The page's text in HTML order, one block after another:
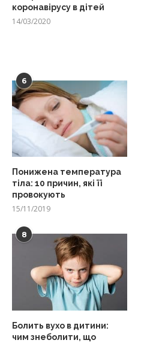
коронавірусу в дітей
14/03/2020
6
Понижена температура
тіла: 10 причин, які її
провокують
15/11/2019
8
Болить вухо в дитини:
чим знеболити, що